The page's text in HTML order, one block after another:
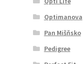
Optimanova
Pan Mišňsko
Pedigree